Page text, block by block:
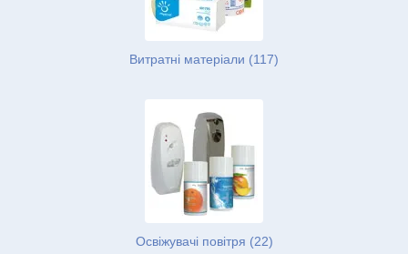
Витратні матеріали (117)
Освіжувачі повітря (22)